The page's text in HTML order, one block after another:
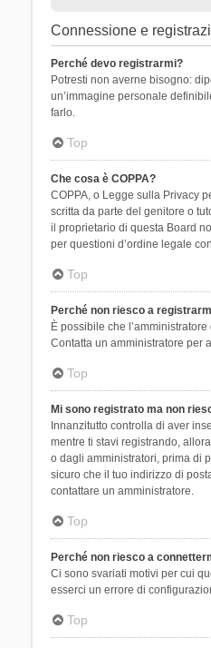
Connessione e
Perché devo registrarmi?
Potresti non averne bisogno:
un’immagine personale
farlo.
Top
Che cosa è COPPA?
COPPA, o Legge sulla Privacy
scritta da parte del genitore o
il proprietario di questa Board
per questioni d’ordine legale
Top
Perché non riesco a
È possibile che
Contatta un amministratore per
Top
Mi sono registrato ma non
Innanzitutto controlla di aver
mentre ti stavi registrando,
o dagli amministratori, prima di
sicuro che il tuo indirizzo di
contattare un amministratore.
Top
Perché non riesco a
Ci sono svariati motivi per cui
esserci un errore di
Top